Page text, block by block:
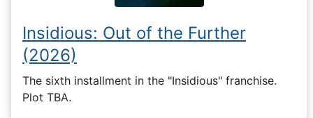
Insidious: Out of the Further
(2026)
The sixth installment in the "Insidious" franchise.
Plot TBA.